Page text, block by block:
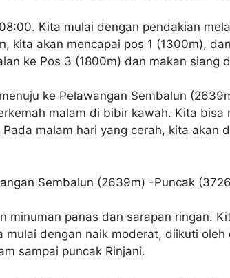
Kita mulai dengan pendakian
kita akan mencapai pos 1 (1300m),
ke Pos 3 (1800m) dan makan siang
ke Pelawangan Sembalun
malam di bibir kawah. Kita bisa
malam hari yang cerah, kita akan
Sembalun (2639m) -Puncak
panas dan sarapan ringan.
dengan naik moderat, diikuti oleh
sampai puncak Rinjani.